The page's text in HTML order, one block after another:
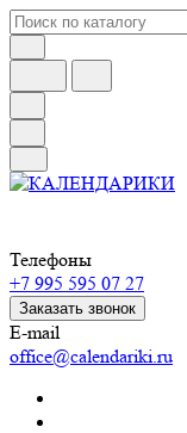
Телефоны
+7 995 595 07 27
Заказать звонок
E-mail
office@calendariki.ru